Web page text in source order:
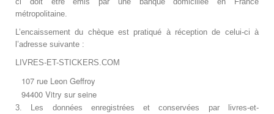
métropolitaine.
L’encaissement du chèque est pratiqué à réception de celui-ci à
l’adresse suivante :
LIVRES-ET-STICKERS.COM
107 rue Leon Geffroy
94400 Vitry sur seine
3. Les données enregistrées et conservées par livres-et-